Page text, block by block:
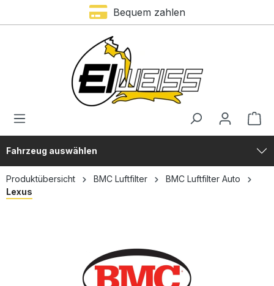
Bequem zahlen
Fahrzeug auswählen
Produktübersicht BMC Luftfilter
BMC Luftfilter Auto
Lexus